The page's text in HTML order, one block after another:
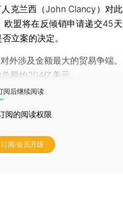
克兰西（John Clancy）对此
盟将在反倾销申请递交45天
立案的决定。
涉及金额最大的贸易争端。
额约204亿美元。
阅后继续阅读
阅的阅读权限
订阅/会员升级